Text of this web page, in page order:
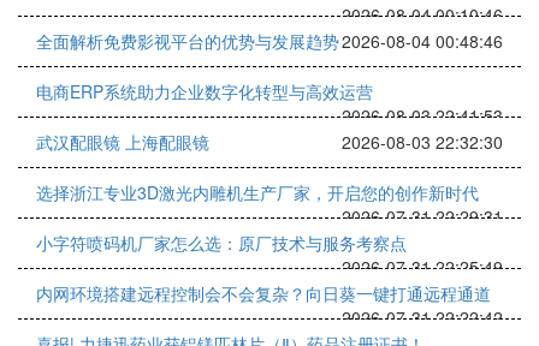
2026-08-04 00:10:46
全面解析免费影视平台的优势与发展趋势2026-08-04 00:48:46
电商ERP系统助力企业数字化转型与高效运营
2026-08-03 22:41:53
武汉配眼镜 上海配眼镜
2026-08-03 22:32:30
选择浙江专业3D激光内雕机生产厂家，开启您的创作新时代
2026-07-31 22:29:31
小字符喷码机厂家怎么选：原厂技术与服务考察点
2026-07-31 22:25:49
内网环境搭建远程控制会不会复杂？向日葵一键打通远程通道
2026-07-31 22:22:42